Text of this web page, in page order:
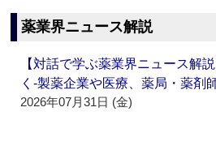
薬業界ニュース解説
【対話で学ぶ薬業界ニュース解
く‐製薬企業や医療、薬局・薬剤
2026年07月31日 (金)